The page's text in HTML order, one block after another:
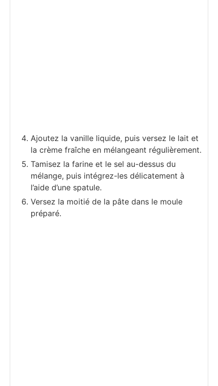
Ajoutez la vanille liquide, puis versez le lait et
la crème fraîche en mélangeant régulièrement.
Tamisez la farine et le sel au-dessus du
mélange, puis intégrez-les délicatement à
l’aide d’une spatule.
Versez la moitié de la pâte dans le moule
préparé.